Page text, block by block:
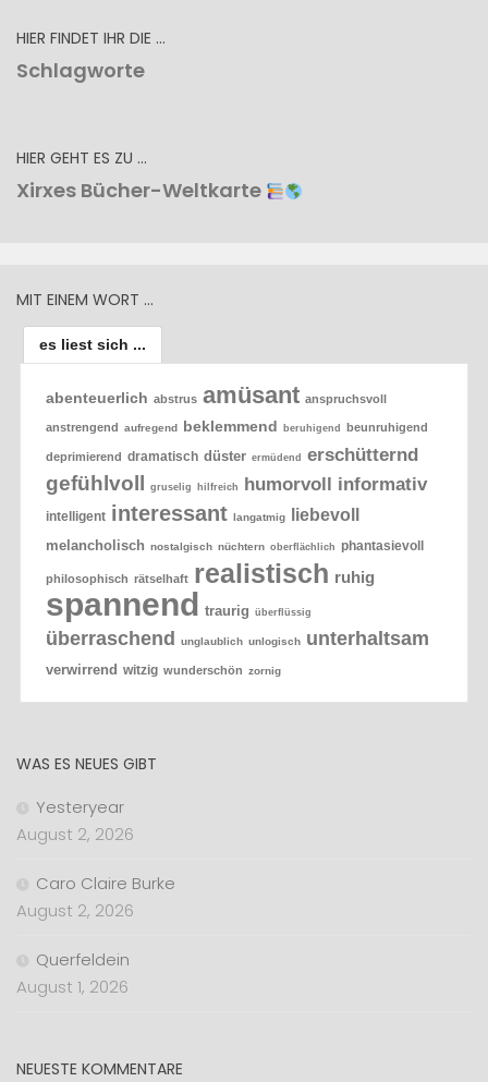
HIER FINDET IHR DIE …
Schlagworte
HIER GEHT ES ZU …
Xirxes Bücher-Weltkarte
MIT EINEM WORT …
es liest sich ...
abenteuerlich abstrus amüsant anspruchsvoll
anstrengend aufregend beklemmend beruhigend beunruhigend
deprimierend dramatisch düster ermüdend erschütternd
gefühlvoll gruselig hilfreich humorvoll informativ
intelligent interessant langatmig liebevoll
melancholisch nostalgisch nüchtern oberflächlich phantasievoll
philosophisch rätselhaft realistisch ruhig
spannend traurig überflüssig
überraschend unglaublich unlogisch unterhaltsam
verwirrend witzig wunderschön zornig
WAS ES NEUES GIBT
Yesteryear
August 2, 2026
Caro Claire Burke
August 2, 2026
Querfeldein
August 1, 2026
NEUESTE KOMMENTARE